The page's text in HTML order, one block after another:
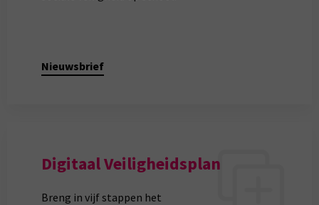
Nieuwsbrief
Digitaal Veiligheidsplan
Breng in vijf stappen het